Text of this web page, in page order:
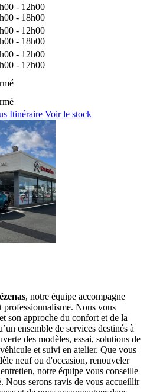
- 12h00
- 18h00
- 12h00
- 18h00
- 12h00
- 17h00
Itinéraire Voir le stock
, notre équipe accompagne
professionnalisme. Nous vous
son approche du confort et de la
ensemble de services destinés à
des modèles, essai, solutions de
et suivi en atelier. Que vous
neuf ou d'occasion, renouveler
notre équipe vous conseille
Nous serons ravis de vous accueillir